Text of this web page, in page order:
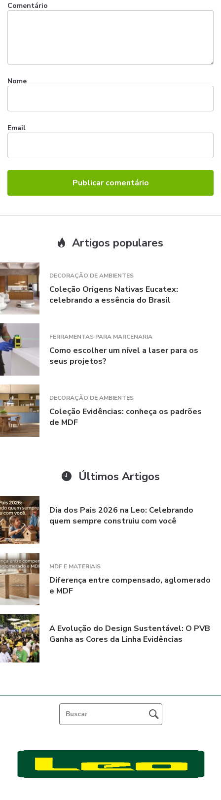
Nome
Email
Comentário
Artigos populares
DECORAÇÃO DE AMBIENTES
Coleção Origens Nativas Eucatex:
celebrando a essência do Brasil
FERRAMENTAS PARA MARCENARIA
Como escolher um nível a laser para os
seus projetos?
DECORAÇÃO DE AMBIENTES
Coleção Evidências: conheça os padrões
de MDF
Últimos Artigos
Dia dos Pais 2026 na Leo: Celebrando
quem sempre construiu com você
MDF E MATERIAIS
Diferença entre compensado, aglomerado
e MDF
A Evolução do Design Sustentável: O PVB
Ganha as Cores da Linha Evidências